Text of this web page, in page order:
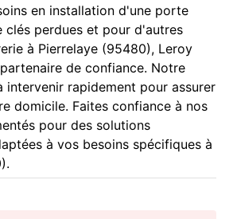
en installation d'une porte
clés perdues et pour d'autres
à Pierrelaye (95480), Leroy
de confiance. Notre
intervenir rapidement pour assurer
domicile. Faites confiance à nos
pour des solutions
à vos besoins spécifiques à